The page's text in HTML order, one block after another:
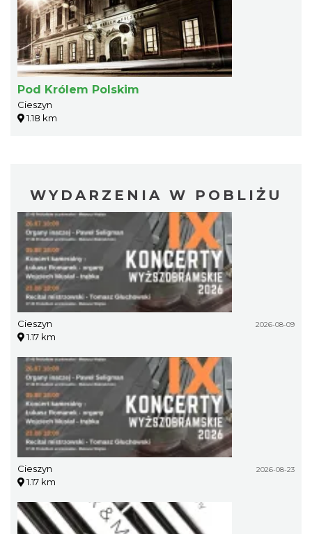
Pod Królem Polskim
Cieszyn
1.18 km
WYDARZENIA W POBLIŻU
Cieszyn 2026-08-09
1.17 km
Cieszyn 2026-08-23
1.17 km